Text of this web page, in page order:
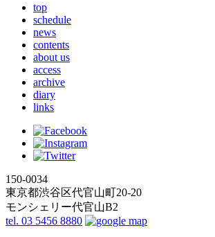
top
schedule
news
contents
about us
access
archive
diary
links
150-0034
東京都渋谷区代官山町20-20
モンシェリー代官山B2
tel. 03 5456 8880